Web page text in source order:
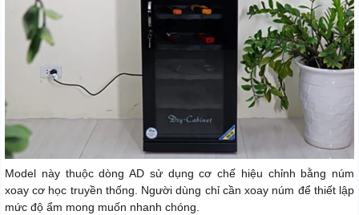
Model này thuộc dòng AD sử dụng cơ chế hiệu chỉnh bằng núm
xoay cơ học truyền thống. Người dùng chỉ cần xoay núm để thiết lập
mức độ ẩm mong muốn nhanh chóng.